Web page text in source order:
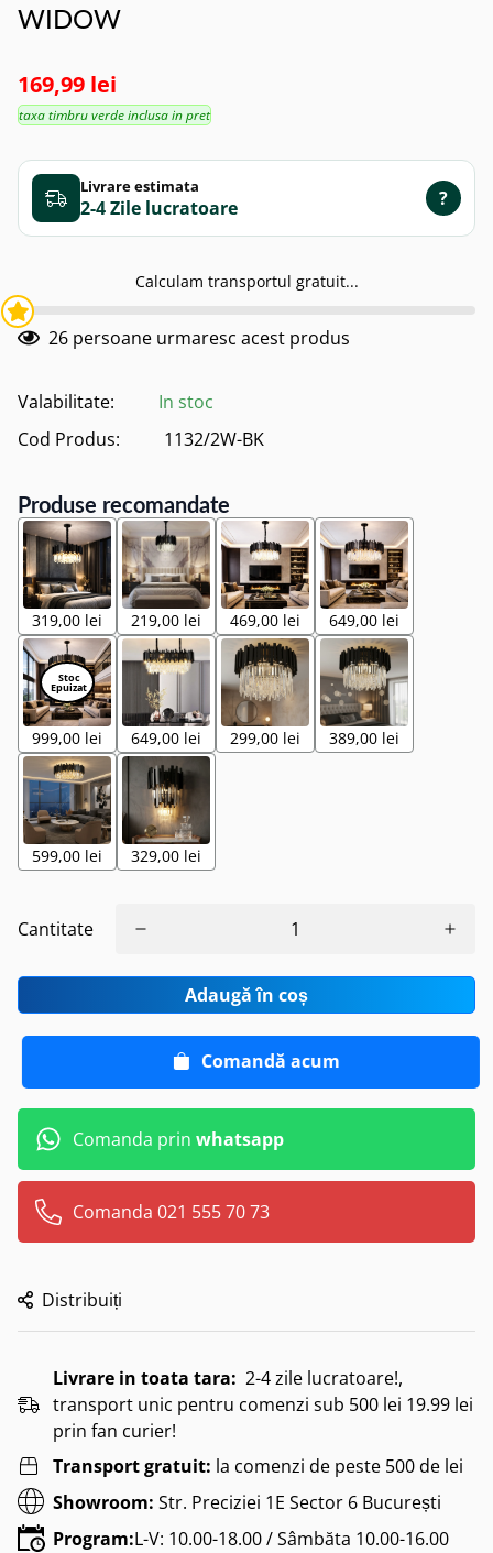
WIDOW
169,99 lei
taxa timbru verde inclusa in pret
Livrare estimata
2-4 Zile ?
Calculam transportul gratuit...
26 persoane urmaresc acest produs
Valabilitate:
In stoc
Cod Produs:
1132/2W-BK
Produse recomandate
319,00 lei 219,00 lei 469,00 lei 649,00 lei
999,00 lei 649,00 lei 299,00 lei 389,00 lei
599,00 lei 329,00 lei
Cantitate
Adaugă în coș
Comandă acum
Comanda prin whatsapp
Comanda 021 555 70 73
Distribuiți
Livrare in toata tara: 2-4 zile lucratoare!,
transport unic pentru comenzi sub 500 lei 19.99 lei
prin fan curier!
Transport gratuit: la comenzi de peste 500 de lei
Showroom: Str. Preciziei 1E Sector 6 București
Program:L-V: 10.00-18.00 / Sâmbăta 10.00-16.00